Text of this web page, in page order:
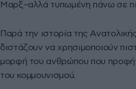
Μαρξ–αλλά τυπωμένη πάνω σε
Παρά την ιστορία της
διστάζουν να χρησιμοποιούν
μορφή του ανθρώπου που
του κομμουνισμού.